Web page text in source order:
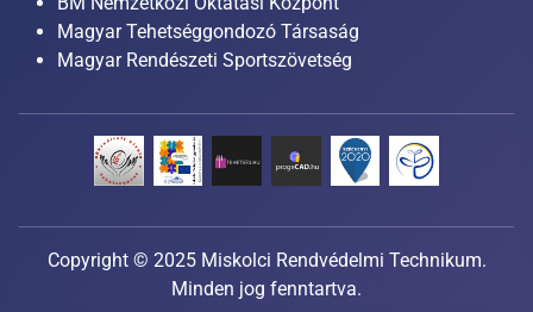
Magyar Tehetséggondozó Társaság
Magyar Rendészeti Sportszövetség
Copyright © 2025 Miskolci Rendvédelmi Technikum.
Minden jog fenntartva.